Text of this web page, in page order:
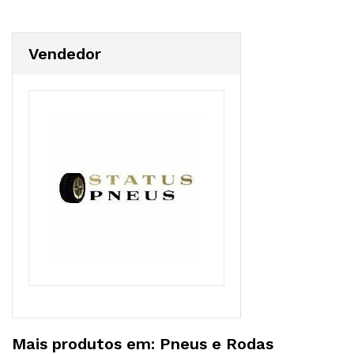
Vendedor
Mais produtos em: Pneus e Rodas